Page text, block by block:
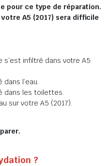
pour ce type de réparation.
A5 (2017) sera difficile
s’est infiltré dans votre A5
l’eau.
dans les toilettes.
sur votre A5 (2017).
?